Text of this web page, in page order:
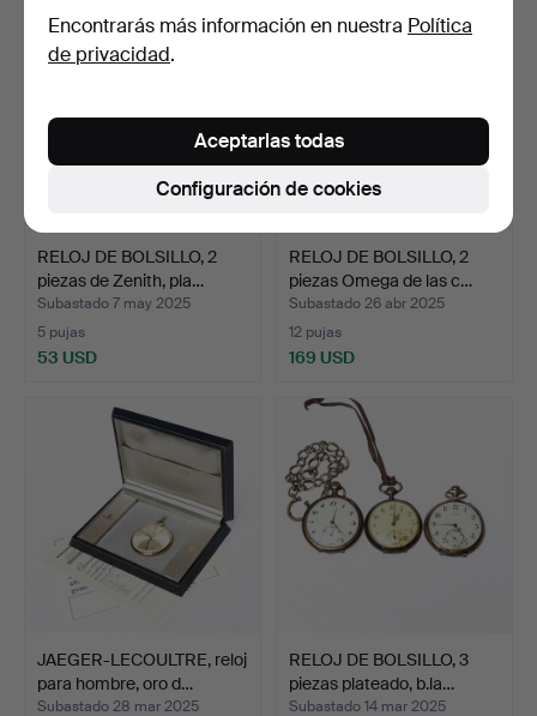
RELOJ DE BOLSILLO, 2
piezas de Zenith, pla…
Subastado 7 may 2025
5 pujas
53 USD
RELOJ DE BOLSILLO, 2
piezas Omega de las c…
Subastado 26 abr 2025
12 pujas
169 USD
JAEGER-LECOULTRE, reloj
para hombre, oro d…
Subastado 28 mar 2025
RELOJ DE BOLSILLO, 3
piezas plateado, b.la…
Subastado 14 mar 2025
Encontrarás más información en nuestra Política
de privacidad.
Configuración de cookies
Aceptarlas todas